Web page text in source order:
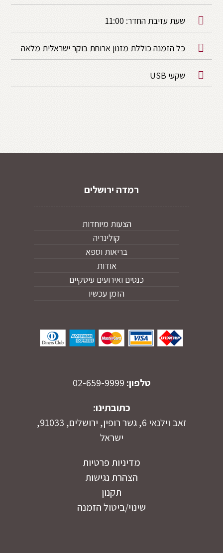
שעת עזיבת החדר: 11:00
כל הזמנה כוללת מזנון ארוחת בוקר ישראלית מלאה
שקעי USB
רמדה ירושלים
הצעות מיוחדות
קולינריה
בריאות וספא
אודות
כנסים ואירועים עיסקיים
הזמן עכשיו
טלפון:
כתובתינו:
זאב וילנאי 6, גשר רופין, ירושלים, 91033,
ישראל
מדיניות פרטיות
הצהרת נגישות
תקנון
שינוי/ביטול הזמנה